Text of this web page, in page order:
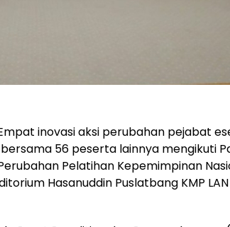
inovasi aksi perubahan pejabat
56 peserta lainnya mengikuti
Pelatihan Kepemimpinan
Hasanuddin Puslatbang KMP LAN